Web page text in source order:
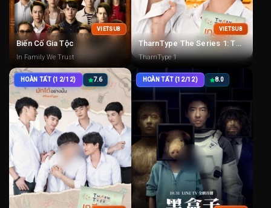
VIETSUB
Biến Cố Gia Tộc
In Family We Trust
VIETSUB
TharnType The Series 1: Từ Ghét Tới Yêu
TharnType 1
HOÀN TẤT (12/12) 7.6 HOÀN TẤT (12/12) 8.0